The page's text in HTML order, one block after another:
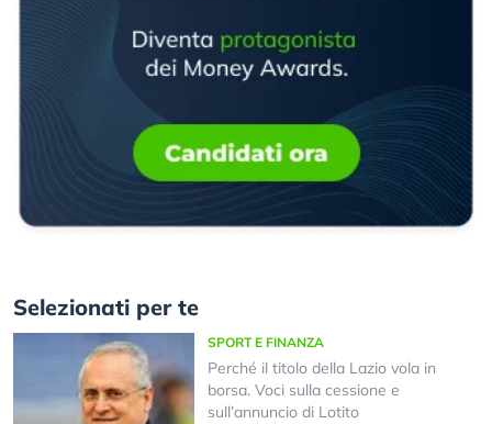
Selezionati per te
SPORT E FINANZA
Perché il titolo della Lazio vola in
borsa. Voci sulla cessione e
sull’annuncio di Lotito